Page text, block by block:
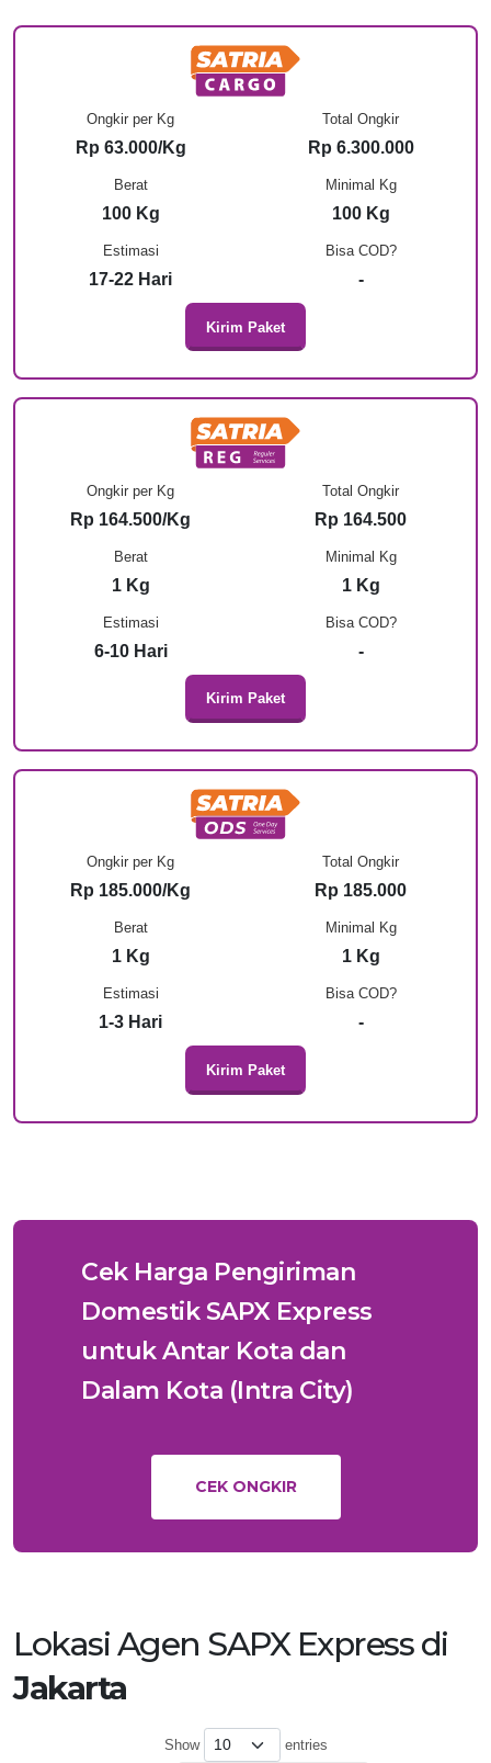
Bisa COD?
-
Ongkir per Kg
Rp 63.000/Kg
Total Ongkir
Rp 6.300.000
Berat
100 Kg
Minimal Kg
100 Kg
Estimasi
17-22 Hari
Kirim Paket
Bisa COD?
-
Ongkir per Kg
Rp 164.500/Kg
Total Ongkir
Rp 164.500
Berat
1 Kg
Minimal Kg
1 Kg
Estimasi
6-10 Hari
Kirim Paket
Bisa COD?
-
Ongkir per Kg
Rp 185.000/Kg
Total Ongkir
Rp 185.000
Berat
1 Kg
Minimal Kg
1 Kg
Estimasi
1-3 Hari
Kirim Paket
Cek Harga Pengiriman
Domestik SAPX Express
untuk Antar Kota dan
Dalam Kota (Intra City)
CEK ONGKIR
Lokasi Agen SAPX Express di
Jakarta
Show entries